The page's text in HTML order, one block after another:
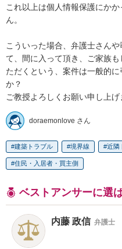
これ以上は個人情報保護にか
ん。
こういった場合、弁護士さん
て、間に入って頂き、ご家族
ただくという、案件は一般的
か？
ご教授よろしくお願い申し上げ
doraemonlove さん
建築トラブル 境界線 近隣
住民・入居者・買主側
ベストアンサーに選
内藤 政信 弁護士